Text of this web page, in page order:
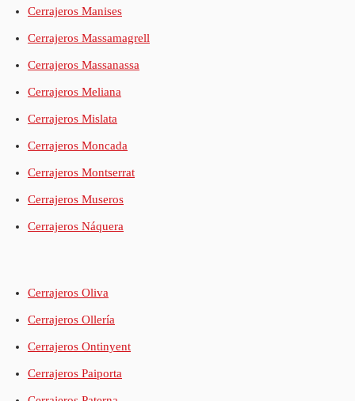
Cerrajeros Manises
Cerrajeros Massamagrell
Cerrajeros Massanassa
Cerrajeros Meliana
Cerrajeros Mislata
Cerrajeros Moncada
Cerrajeros Montserrat
Cerrajeros Museros
Cerrajeros Náquera
Cerrajeros Oliva
Cerrajeros Ollería
Cerrajeros Ontinyent
Cerrajeros Paiporta